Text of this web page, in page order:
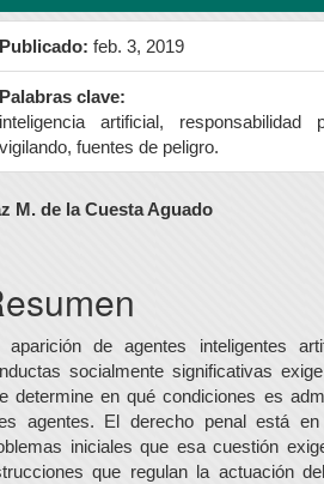
Publicado: feb. 3, 2019
Palabras clave:
inteligencia artificial,
vigilando, fuentes de peligro.
M. de la Cuesta Aguado
aparición de agentes inteligentes
socialmente significativas
determine en qué condiciones es
agentes. El derecho penal está
iniciales que esa cuestión
que regulan la actuación